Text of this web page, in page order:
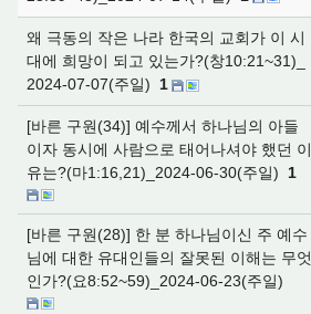
왜 극동의 작은 나라 한국의 교회가 이 시
대에 희망이 되고 있는가?(창10:21~31)_
2024-07-07(주일)
1
[바른 구원(34)] 예수께서 하나님의 아들
이자 동시에 사람으로 태어나셔야 했던 이
유는?(마1:16,21)_2024-06-30(주일)
1
[바른 구원(28)] 한 분 하나님이신 주 예수
님에 대한 유대인들의 잘못된 이해는 무엇
인가?(요8:52~59)_2024-06-23(주일)